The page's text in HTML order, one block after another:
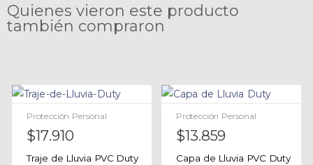
Quienes vieron este producto
también compraron
Protección Personal
$17.910
Traje de Lluvia PVC Duty
Protección Personal
$13.859
Capa de Lluvia PVC Duty